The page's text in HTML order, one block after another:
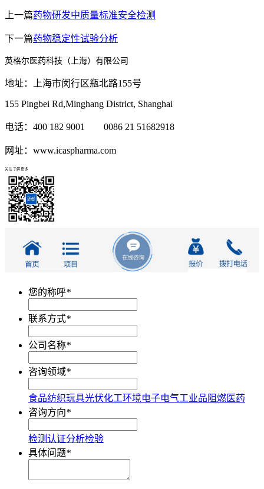
上一篇药物研发中质量标准安全检测
下一篇药物稳定性试验分析
英格尔医药科技（上海）有限公司
地址：上海市闵行区瓶北路155号
155 Pingbei Rd,Minghang District, Shanghai
电话：400 182 9001 0086 21 51682918
网址：www.icaspharma.com
关注了解更多
您的称呼*
联系方式*
公司名称*
咨询领域*
食品纺织玩具光伏化工环境电子电气工业品 阻燃医药
咨询方向*
检测认证分析检验
具体问题*